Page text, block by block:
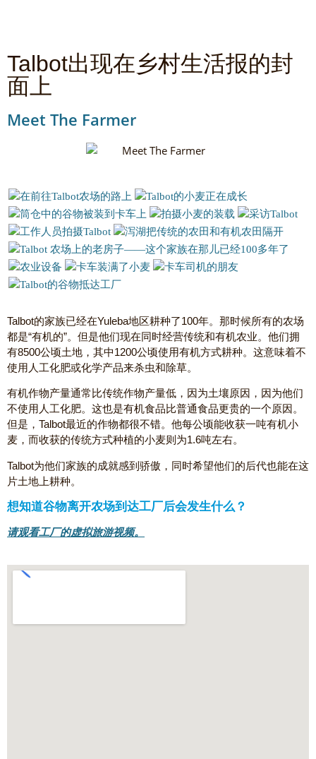
Talbot出现在乡村生活报的封
面上
Meet The Farmer
Talbot的家族已经在Yuleba地区耕种了100年。那时候所有的农场
都是“有机的”。但是他们现在同时经营传统和有机农业。他们拥
有8500公顷土地，其中1200公顷使用有机方式耕种。这意味着不
使用人工化肥或化学产品来杀虫和除草。
有机作物产量通常比传统作物产量低，因为土壤原因，因为他们
不使用人工化肥。这也是有机食品比普通食品更贵的一个原因。
但是，Talbot最近的作物都很不错。他每公顷能收获一吨有机小
麦，而收获的传统方式种植的小麦则为1.6吨左右。
Talbot为他们家族的成就感到骄傲，同时希望他们的后代也能在这
片土地上耕种。
想知道谷物离开农场到达工厂后会发生什么？
请观看工厂的虚拟旅游视频。